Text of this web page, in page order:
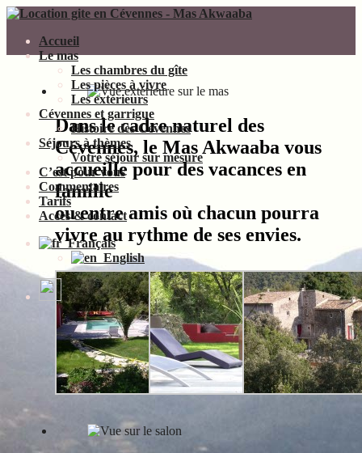
Accueil
Le mas
Les chambres du gîte
Les pièces à vivre
Les extérieurs
Cévennes et garrigue
Histoire des Cévennes
Séjours à thèmes
Votre séjour sur mesure
C’est pour vous
Commentaires
Tarifs
Accès & contact
Français
English
Dans le cadre naturel des
Cévennes, le Mas Akwaaba vous
accueille pour des vacances en
famille
ou entre amis où chacun pourra
vivre au rythme de ses envies.